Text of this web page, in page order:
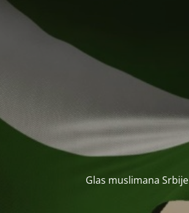
Glas muslimana Srbije